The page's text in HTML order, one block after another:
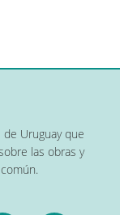
Uruguay que
las obras y